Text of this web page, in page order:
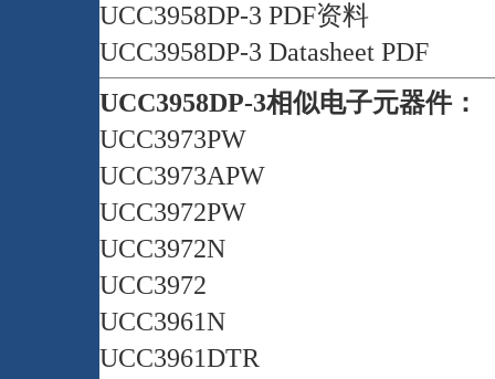
UCC3958DP-3 PDF资料
UCC3958DP-3 Datasheet PDF
UCC3958DP-3相似电子元器件：
UCC3973PW
UCC3973APW
UCC3972PW
UCC3972N
UCC3972
UCC3961N
UCC3961DTR